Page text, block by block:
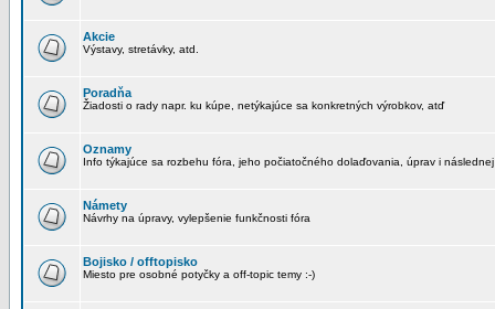
Akcie
Výstavy, stretávky, atd.
Poradňa
Žiadosti o rady napr. ku kúpe, netýkajúce sa konkretných výrobkov, atď
Oznamy
Info týkajúce sa rozbehu fóra, jeho počiatočného dolaďovania, úprav i
Námety
Návrhy na úpravy, vylepšenie funkčnosti fóra
Bojisko / offtopisko
Miesto pre osobné potyčky a off-topic temy :-)